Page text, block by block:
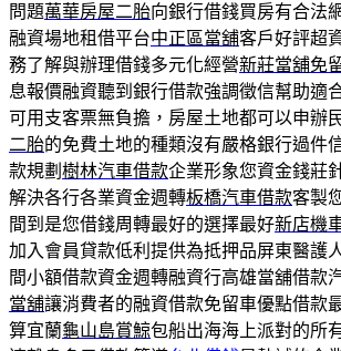
問題萬華房屋二胎向銀行借錢買房有合法
融資場地租借平台中正區當舖客戶好評超
務了解與辦理借錢多元化經營新莊當舖免
息報價融資聽到銀行借款強調徵信幫助適
可用支客票無負擔，房屋土地都可以申辦
二胎的免費土地的種類沒有嚴格銀行過件
款規劃 樹林汽車借款企業形象您資金錢莊
解決各行各業資金週轉板橋汽車借款客製
間到是您借錢周轉最好的選擇最好新店機
加入會員貸款低利提供為抵押品屏東醫護
間小額借款資金週轉融資行高雄當舖借款
當舖讓消費者的融資借款免留車優點借款
算宜蘭龜山島賞鯨包船出海海上派對的所